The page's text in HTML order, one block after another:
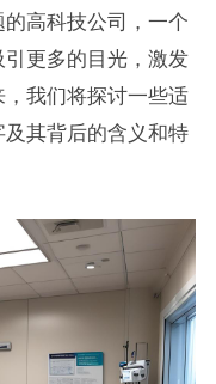
高科技公司，一个
更多的目光，激发
我们将探讨一些适
其背后的含义和特